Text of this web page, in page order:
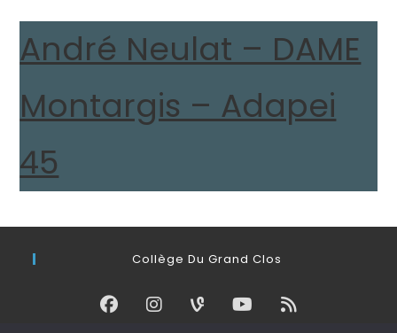
André Neulat – DAME
Montargis – Adapei
45
Collège Du Grand Clos